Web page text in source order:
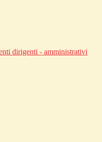
dirigenti - amministrativi